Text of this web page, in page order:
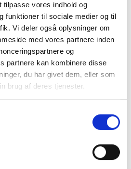
tilpasse vores indhold og
funktioner til sociale medier og til
Vi deler også oplysninger om
med vores partnere inden
og
partnere kan kombinere disse
du har givet dem, eller som
brug af deres tjenester.
giver op to års
og fås med H2S, SO2, CO
design gør den perfekt til
beskyttelse, samtidig
bruge, holdbar og
via app